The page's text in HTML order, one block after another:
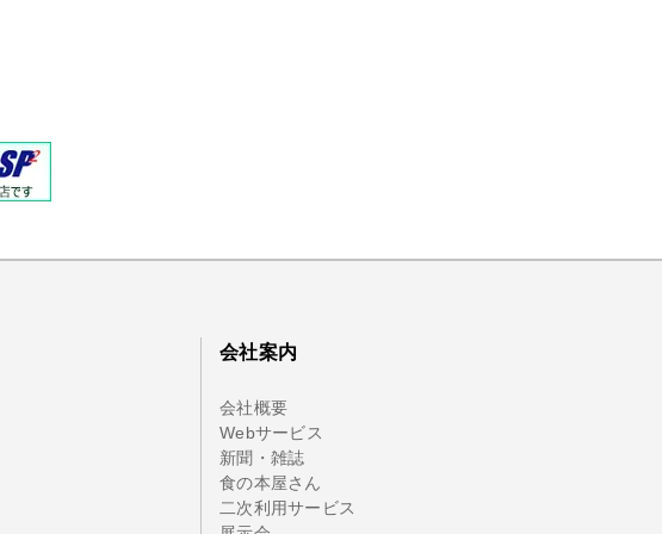
会社案内
会社概要
Webサービス
新聞・雑誌
食の本屋さん
二次利用サービス